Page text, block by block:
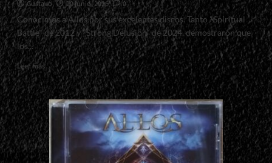
Gustavo 20 junio, 2026
0
Conocimos a Allos por sus excelentes discos. Tanto "Spiritual
Battle" de 2012 y "Strong Delusion" de 2024, demostraron que
los...
Leer másRead
more
about
<small>Celso
Alves
Nos
Revela
Detalles
De